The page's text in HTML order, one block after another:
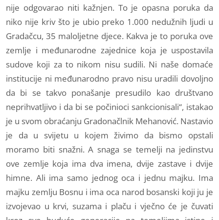
nije odgovarao niti kažnjen. To je opasna poruka da
niko nije kriv što je ubio preko 1.000 nedužnih ljudi u
Gradačcu, 35 maloljetne djece. Kakva je to poruka ove
zemlje i međunarodne zajednice koja je uspostavila
sudove koji za to nikom nisu sudili. Ni naše domaće
institucije ni međunarodno pravo nisu uradili dovoljno
da bi se takvo ponašanje presudilo kao društvano
neprihvatljivo i da bi se počinioci sankcionisali“, istakao
je u svom obraćanju Gradonačlnik Mehanović. Nastavio
je da u svijetu u kojem živimo da bismo opstali
moramo biti snažni. A snaga se temelji na jedinstvu
ove zemlje koja ima dva imena, dvije zastave i dvije
himne. Ali ima samo jednog oca i jednu majku. Ima
majku zemlju Bosnu i ima oca narod bosanski koji ju je
izvojevao u krvi, suzama i plaču i vječno će je čuvati